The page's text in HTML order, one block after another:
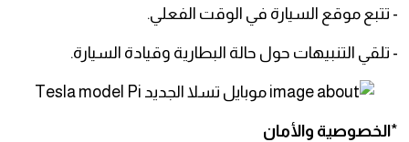
- تتبع موقع السيارة في الوقت الفعلي.
- تلقي التنبيهات حول حالة البطارية وقيادة السيارة.
*الخصوصية والأمان